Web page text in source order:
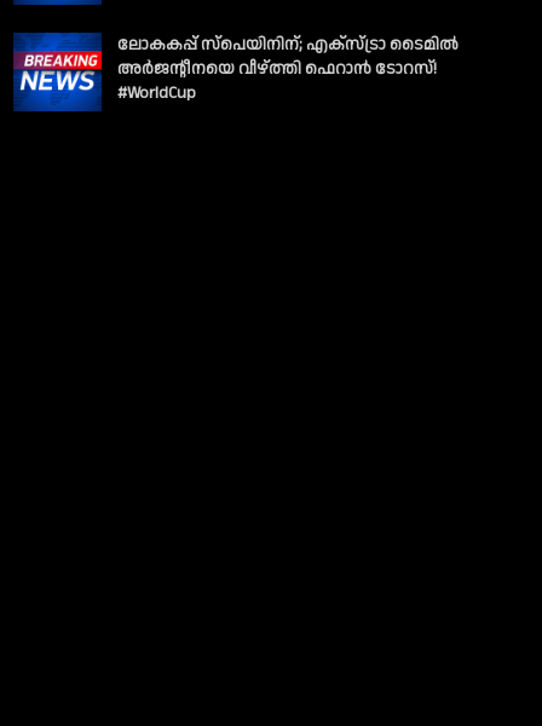
ലോകകപ്പ് സ്പെയിനിന്; എക്സ്ട്രാ ടൈമിൽ
അർജന്റീനയെ വീഴ്ത്തി ഫെറാൻ ടോറസ്!
#WorldCup